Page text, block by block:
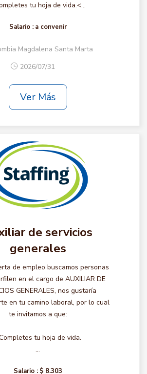
tu hoja de vida.<...
Salario : a convenir
Magdalena Santa Marta
2026/07/31
Ver Más
de servicios
generales
de empleo buscamos personas
en el cargo de AUXILIAR DE
GENERALES, nos gustaría
en tu camino laboral, por lo cual
te invitamos a que:
tu hoja de vida.
...
Salario : $ 8.303